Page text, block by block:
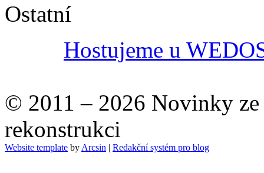
Ostatní
Hostujeme u
© 2011 – 2026 Novinky ze
rekonstrukci
Website template by Arcsin | Redakční systém pro blog